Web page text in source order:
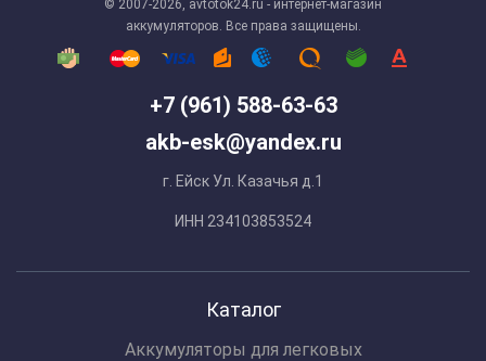
+7 (961) 588-63-63
akb-esk@yandex.ru
г. Ейск Ул. Казачья д.1
ИНН 234103853524
© 2007-2026, avtotok24.ru - интернет-магазин
аккумуляторов. Все права защищены.
Каталог
Аккумуляторы для легковых